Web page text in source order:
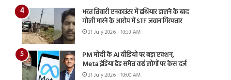
भरत तिवारी एनकाउंटर में हथियार डालने के बाद
गोली मारने के आरोप में STF जवान गिरफ्तार
31 July 2026 - 10:33 AM
PM मोदी के AI वीडियो पर बड़ा एक्शन,
Meta इंडिया हेड समेत कई लोगों पर केस दर्ज
31 July 2026 - 10:00 AM